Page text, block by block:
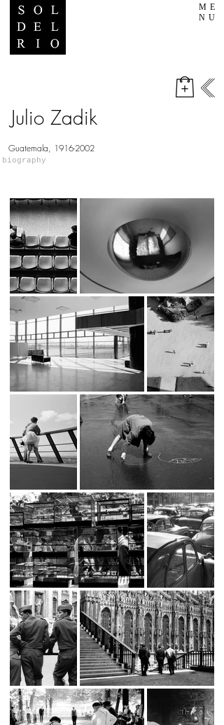
ME
NU
Julio Zadik
Guatemala, 1916-2002
biography